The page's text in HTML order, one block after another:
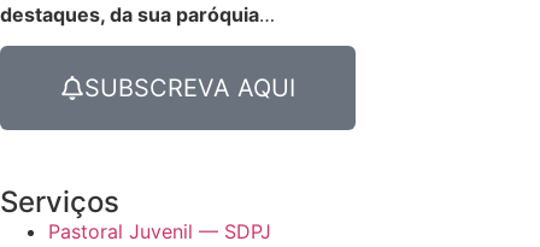
destaques, da sua paróquia…
SUBSCREVA AQUI
Serviços
Pastoral Juvenil — SDPJ